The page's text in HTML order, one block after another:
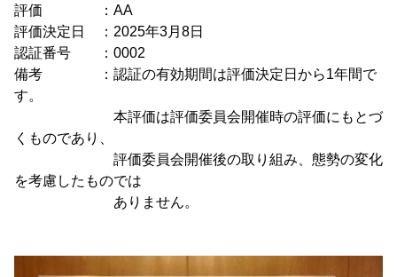
評価 ：AA
評価決定日 ：2025年3月8日
認証番号 ：0002
備考 ：認証の有効期間は評価決定日から1年間で
す。
本評価は評価委員会開催時の評価にもとづ
くものであり、
評価委員会開催後の取り組み、態勢の変化
を考慮したものでは
ありません。